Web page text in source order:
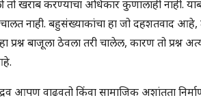
तो खराब करण्याचा अधिकार कुणालाही
नाही. बहुसंख्याकांचा हा जो दहशतवाद आहे,
प्रश्न बाजूला ठेवला तरी चालेल, कारण तो
आपण वाढवतो किंवा सामाजिक अशांतता